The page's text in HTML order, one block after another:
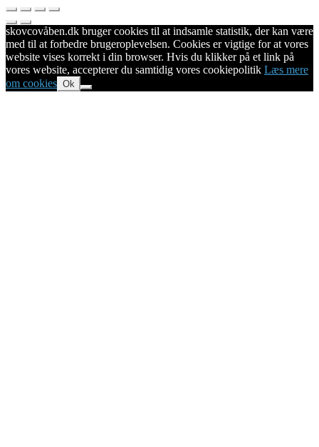
skovcovåben.dk bruger cookies til at indsamle statistik, der kan være
med til at forbedre brugeroplevelsen. Cookies er vigtige for at vores
website vises korrekt i din browser. Hvis du klikker på et link på
vores website, accepterer du samtidig vores cookiepolitik Læs mere
om cookies Ok